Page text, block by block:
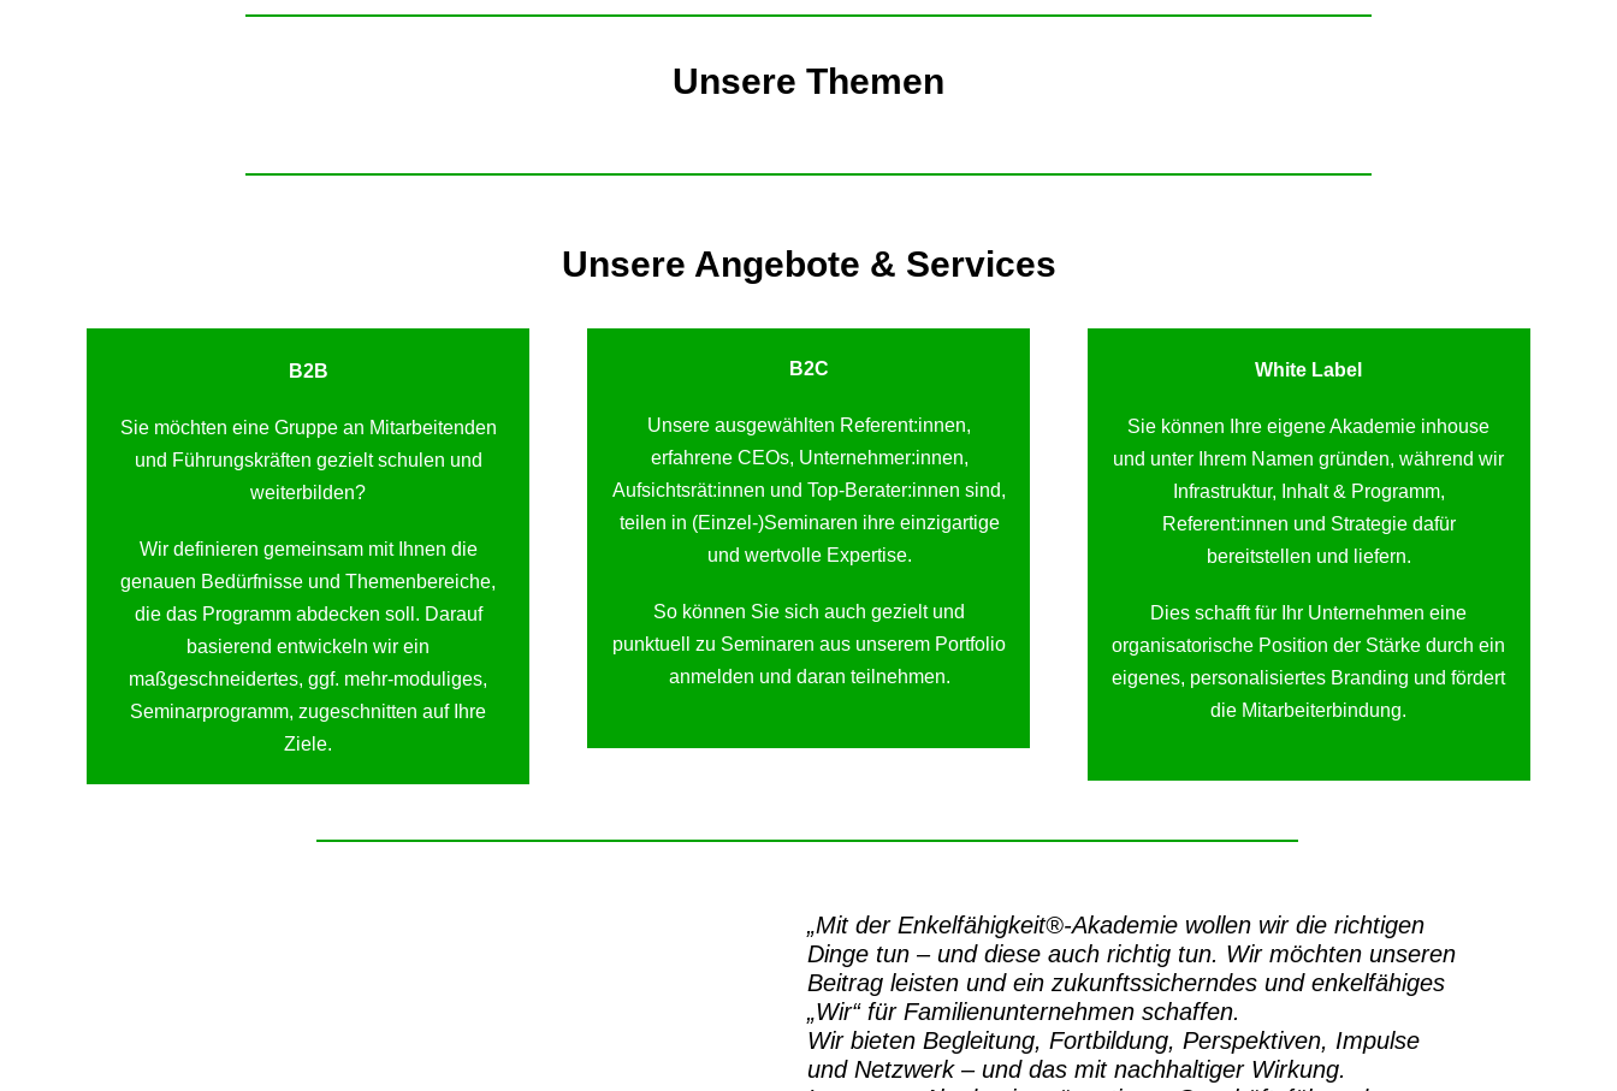
Unsere Themen
Unsere Angebote & Services
B2B
Sie möchten eine Gruppe an Mitarbeitenden
und Führungskräften gezielt schulen und
weiterbilden?
Wir definieren gemeinsam mit Ihnen die
genauen Bedürfnisse und Themenbereiche,
die das Programm abdecken soll. Darauf
basierend entwickeln wir ein
maßgeschneidertes, ggf. mehr-moduliges,
Seminarprogramm, zugeschnitten auf Ihre
Ziele.
B2C
Unsere ausgewählten Referent:innen,
erfahrene CEOs, Unternehmer:innen,
Aufsichtsrät:innen und Top-Berater:innen sind,
teilen in (Einzel-)Seminaren ihre einzigartige
und wertvolle Expertise.
So können Sie sich auch gezielt und
punktuell zu Seminaren aus unserem Portfolio
anmelden und daran teilnehmen.
White Label
Sie können Ihre eigene Akademie inhouse
und unter Ihrem Namen gründen, während wir
Infrastruktur, Inhalt & Programm,
Referent:innen und Strategie dafür
bereitstellen und liefern.
Dies schafft für Ihr Unternehmen eine
organisatorische Position der Stärke durch ein
eigenes, personalisiertes Branding und fördert
die Mitarbeiterbindung.
„Mit der Enkelfähigkeit®-Akademie wollen wir die richtigen
Dinge tun – und diese auch richtig tun. Wir möchten unseren
Beitrag leisten und ein zukunftssicherndes und enkelfähiges
„Wir“ für Familienunternehmen schaffen.
Wir bieten Begleitung, Fortbildung, Perspektiven, Impulse
und Netzwerk – und das mit nachhaltiger Wirkung.